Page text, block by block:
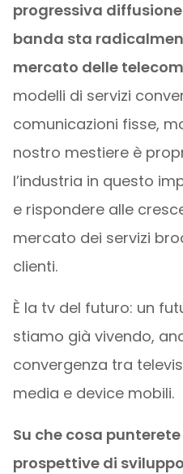
progressiva
banda sta
mercato delle
modelli di servizi
comunicazioni fisse,
nostro mestiere è
l’industria in questo
e rispondere alle
mercato dei servizi
clienti.
È la tv del futuro: un
stiamo già vivendo,
convergenza tra
media e device mobili.
Su che cosa
prospettive di